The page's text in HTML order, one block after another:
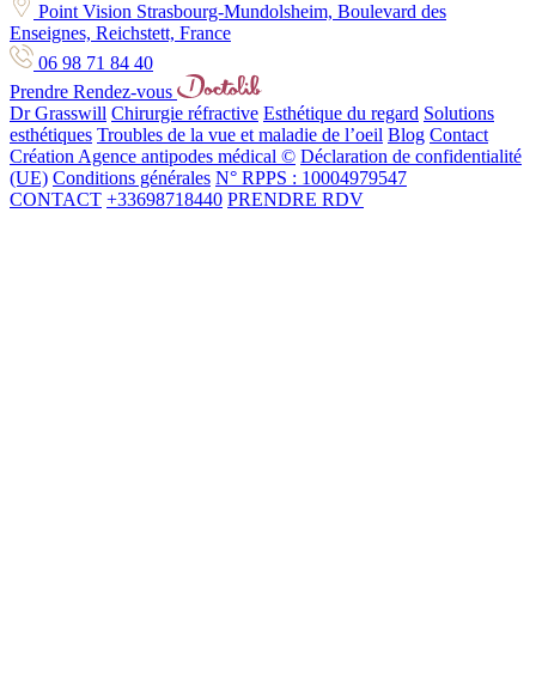
Point Vision Strasbourg-Mundolsheim, Boulevard des
Enseignes, Reichstett, France
06 98 71 84 40
Prendre Rendez-vous
Dr Grasswill Chirurgie réfractive Esthétique du regard Solutions
esthétiques Troubles de la vue et maladie de l’oeil Blog Contact
Création Agence antipodes médical © Déclaration de confidentialité
(UE) Conditions générales N° RPPS : 10004979547
CONTACT +33698718440 PRENDRE RDV